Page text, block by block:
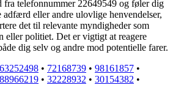
fra telefonnummer 22649549 og føler dig
adfærd eller andre ulovlige henvendelser,
det til relevante myndigheder som
eller politiet. Det er vigtigt at reagere
dig selv og andre mod potentielle farer.
63252498 • 72168739 • 98161857 •
88966219 • 32228932 • 30154382 •